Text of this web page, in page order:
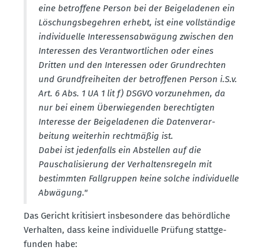
eine betroffene Person bei der Beige­la­denen ein
Löschungs­be­gehren erhebt, ist eine vollständige
indivi­duelle Inter­es­sens­ab­wägung zwischen den
Inter­essen des Verant­wort­lichen oder eines
Dritten und den Inter­essen oder Grund­rechten
und Grund­frei­heiten der betrof­fenen Person i.S.v.
Art. 6 Abs. 1 UA 1 lit f) DSGVO vorzu­nehmen, da
nur bei einem Überwie­genden berech­tigten
Interesse der Beige­la­denen die Daten­ver­ar­
beitung weiterhin recht­mäßig ist.
Dabei ist jeden­falls ein Abstellen auf die
Pauscha­li­sierung der Verhal­tens­regeln mit
bestimmten Fallgruppen keine solche indivi­duelle
Abwägung."
Das Gericht kriti­siert insbe­sondere das behörd­liche
Verhalten, dass keine indivi­duelle Prüfung statt­ge­
funden habe: